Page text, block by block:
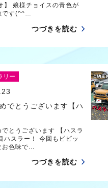
】 娘様チョイスの青色が
です(^^…
つづきを読む
リー
でとうございます【ハ
でとうございます 【ハスラ
ハスラー！ 今回もビビッ
お色味で…
つづきを読む